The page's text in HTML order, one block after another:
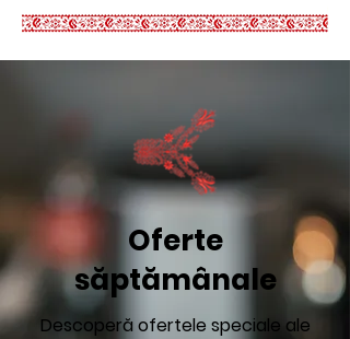
Oferte
săptămânale
Descoperă ofertele speciale ale